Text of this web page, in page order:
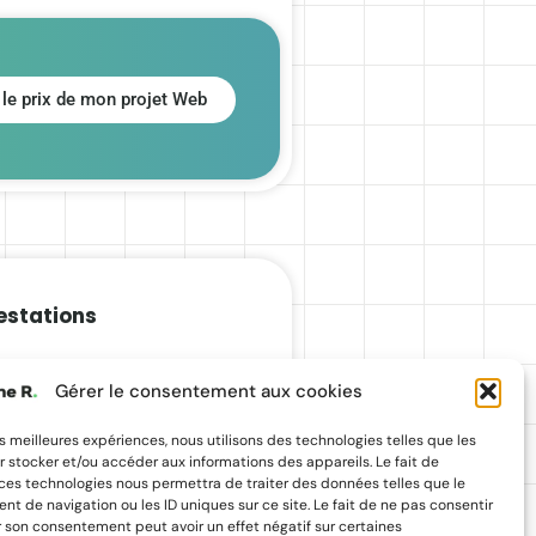
Gérer le consentement aux cookies
meilleures expériences, nous utilisons des technologies telles que les
stocker et/ou accéder aux informations des appareils. Le fait de
technologies nous permettra de traiter des données telles que le
de navigation ou les ID uniques sur ce site. Le fait de ne pas consentir
son consentement peut avoir un effet négatif sur certaines
prix de mon projet Web
vitrine
WordPress